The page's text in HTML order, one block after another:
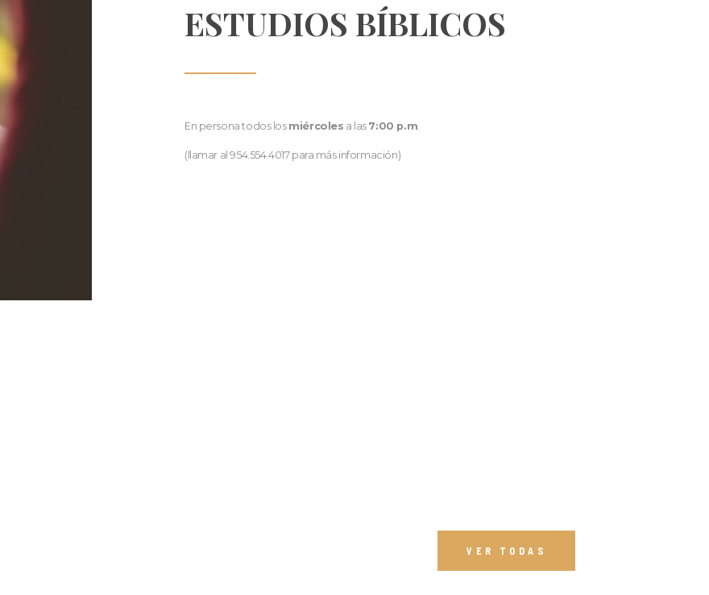
ESTUDIOS BÍBLICOS
En persona todos los miércoles a las 7:00 p.m
(llamar al 954.554.4017 para más información)
VER TODAS